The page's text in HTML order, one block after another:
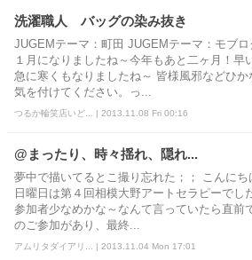
洗濯職人 バッグの染み抜き
JUGEMテーマ：町田 JUGEMテーマ：モ
１月になりましたね～今年もあと二ヶ月！早
急に寒くもなりましたね～ 皆様風邪などひか
気を付けてください。っ...
つるか輪笑店いど... | 2013.11.08 Fri 00:16
@まったり、時々揺れ、隠れ...
夢中で描いてるとこ撮り忘れた；； こんにち
日曜日は第４回相模大野アートセラピーでし
参加者少なめかな～なんて言っていたら直前
のご参加があり、最終...
アムリタダイアリ... | 2013.11.04 Mon 17:01